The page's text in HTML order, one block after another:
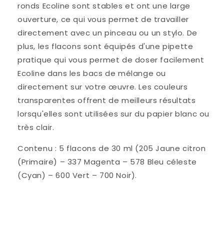
ronds Ecoline sont stables et ont une large
ouverture, ce qui vous permet de travailler
directement avec un pinceau ou un stylo. De
plus, les flacons sont équipés d'une pipette
pratique qui vous permet de doser facilement
Ecoline dans les bacs de mélange ou
directement sur votre œuvre. Les couleurs
transparentes offrent de meilleurs résultats
lorsqu'elles sont utilisées sur du papier blanc ou
très clair.
Contenu : 5 flacons de 30 ml (205 Jaune citron
(Primaire) – 337 Magenta – 578 Bleu céleste
(Cyan) – 600 Vert – 700 Noir).